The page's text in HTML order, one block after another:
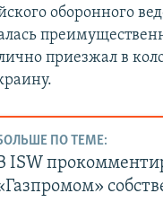
оборонного
приезжал в
ПО ТЕМЕ:
ISW